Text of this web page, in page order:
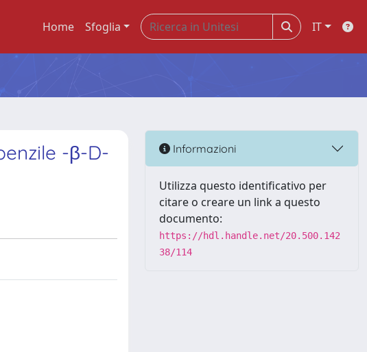
Home Sfoglia IT
-β-D-
Informazioni
Utilizza questo identificativo per
citare o creare un link a questo
documento:
https://hdl.handle.net/20.500.142
38/114